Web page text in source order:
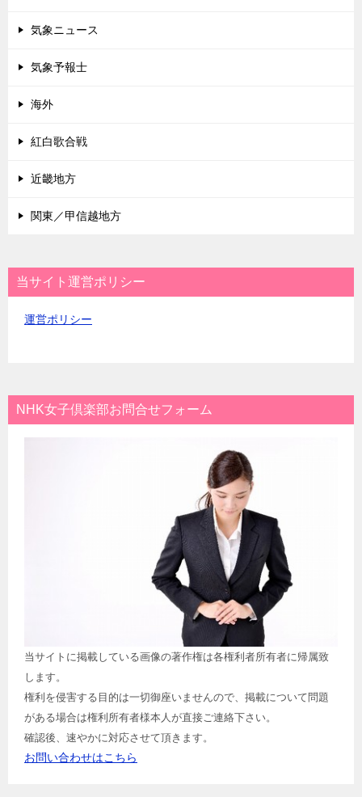
気象ニュース
気象予報士
海外
紅白歌合戦
近畿地方
関東／甲信越地方
当サイト運営ポリシー
運営ポリシー
NHK女子倶楽部お問合せフォーム
当サイトに掲載している画像の著作権は各権利者所有者に帰属致
します。
権利を侵害する目的は一切御座いませんので、掲載について問題
がある場合は権利所有者様本人が直接ご連絡下さい。
確認後、速やかに対応させて頂きます。
お問い合わせはこちら